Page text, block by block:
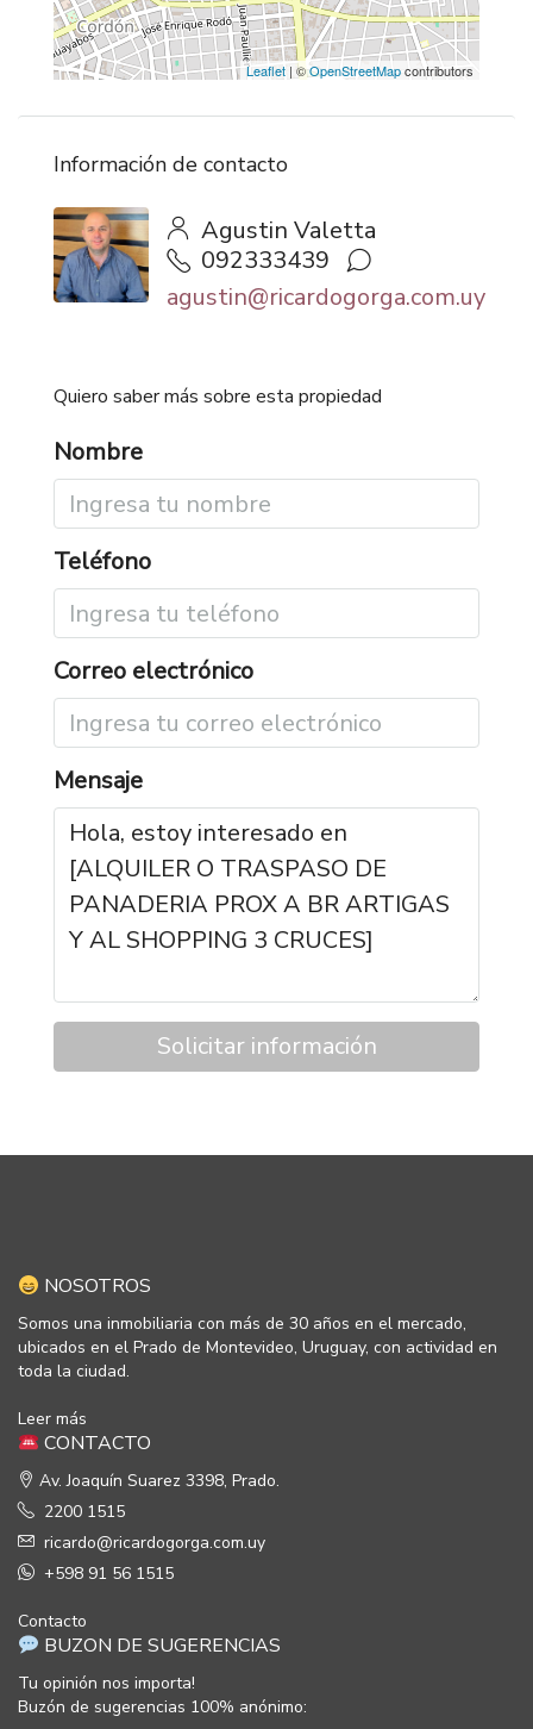
Leaflet | ©OpenStreetMapcontributors
Información de contacto
Agustin Valetta
092333439
agustin@ricardogorga.com.uy
Quiero saber más sobre esta propiedad
Nombre
Teléfono
Correo electrónico
Mensaje
Solicitar información
NOSOTROS
Somos una inmobiliaria con más de 30 años en el mercado,
ubicados en el Prado de Montevideo, Uruguay, con actividad en
toda la ciudad.
Leer más
CONTACTO
Av. Joaquín Suarez 3398, Prado.
2200 1515
ricardo@ricardogorga.com.uy
+598 91 56 1515
Contacto
BUZON DE SUGERENCIAS
Tu opinión nos importa!
Buzón de sugerencias 100% anónimo: